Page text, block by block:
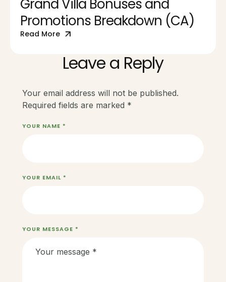
Grand Villa Bonuses and
Promotions Breakdown (CA)
Read More
Leave a Reply
Your email address will not be published.
Required fields are marked *
YOUR MESSAGE *
YOUR NAME *
YOUR EMAIL *